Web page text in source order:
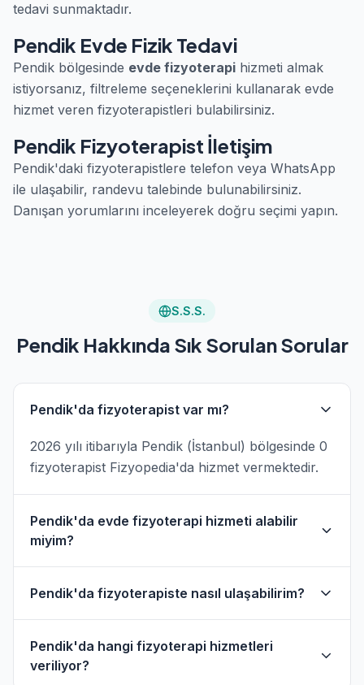
tedavi sunmaktadır.
Pendik Evde Fizik Tedavi
Pendik bölgesinde evde fizyoterapi hizmeti almak
istiyorsanız, filtreleme seçeneklerini kullanarak evde
hizmet veren fizyoterapistleri bulabilirsiniz.
Pendik Fizyoterapist İletişim
Pendik'daki fizyoterapistlere telefon veya WhatsApp
ile ulaşabilir, randevu talebinde bulunabilirsiniz.
Danışan yorumlarını inceleyerek doğru seçimi yapın.
S.S.S.
Pendik Hakkında Sık Sorulan Sorular
Pendik'da fizyoterapist var mı?
2026 yılı itibarıyla Pendik (İstanbul) bölgesinde 0
fizyoterapist Fizyopedia'da hizmet vermektedir.
Pendik'da evde fizyoterapi hizmeti alabilir
miyim?
hizmeti sunan fizyoterapistler bulunmaktadır.
Evde hizmet filtresini kullanarak bu
fizyoterapistleri bulabilirsiniz.
Pendik'da fizyoterapiste nasıl ulaşabilirim?
telefon veya WhatsApp ile doğrudan iletişime
geçebilirsiniz.
Pendik'da hangi fizyoterapi hizmetleri
veriliyor?